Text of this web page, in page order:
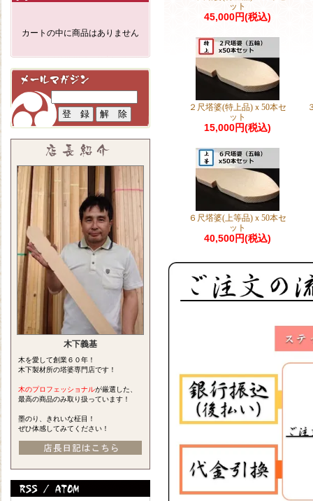
カートの中に商品はありません
木下義基
木を愛して創業６０年！
木下製材所の塔婆専門店です！
木のプロフェッショナルが厳選した、
最高の商品のみ取り扱っています！
墨のり、きれいな柾目！
ぜひ体感してみてください！
ット
45,000円(税込)
２尺塔婆(特上品)ｘ50本セ
ット
15,000円(税込)
６尺塔婆(上等品)ｘ50本セ
ット
40,500円(税込)